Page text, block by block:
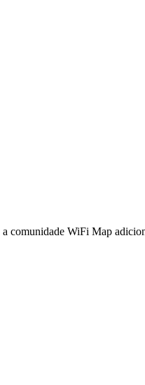
comunidade WiFi Map